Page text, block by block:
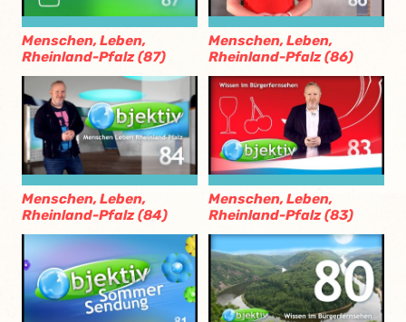
Menschen, Leben,
Rheinland-Pfalz (87)
Menschen, Leben,
Rheinland-Pfalz (86)
Menschen, Leben,
Rheinland-Pfalz (84)
Menschen, Leben,
Rheinland-Pfalz (83)